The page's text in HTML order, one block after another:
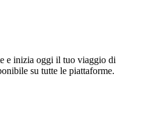
e inizia oggi il tuo viaggio di
su tutte le piattaforme.